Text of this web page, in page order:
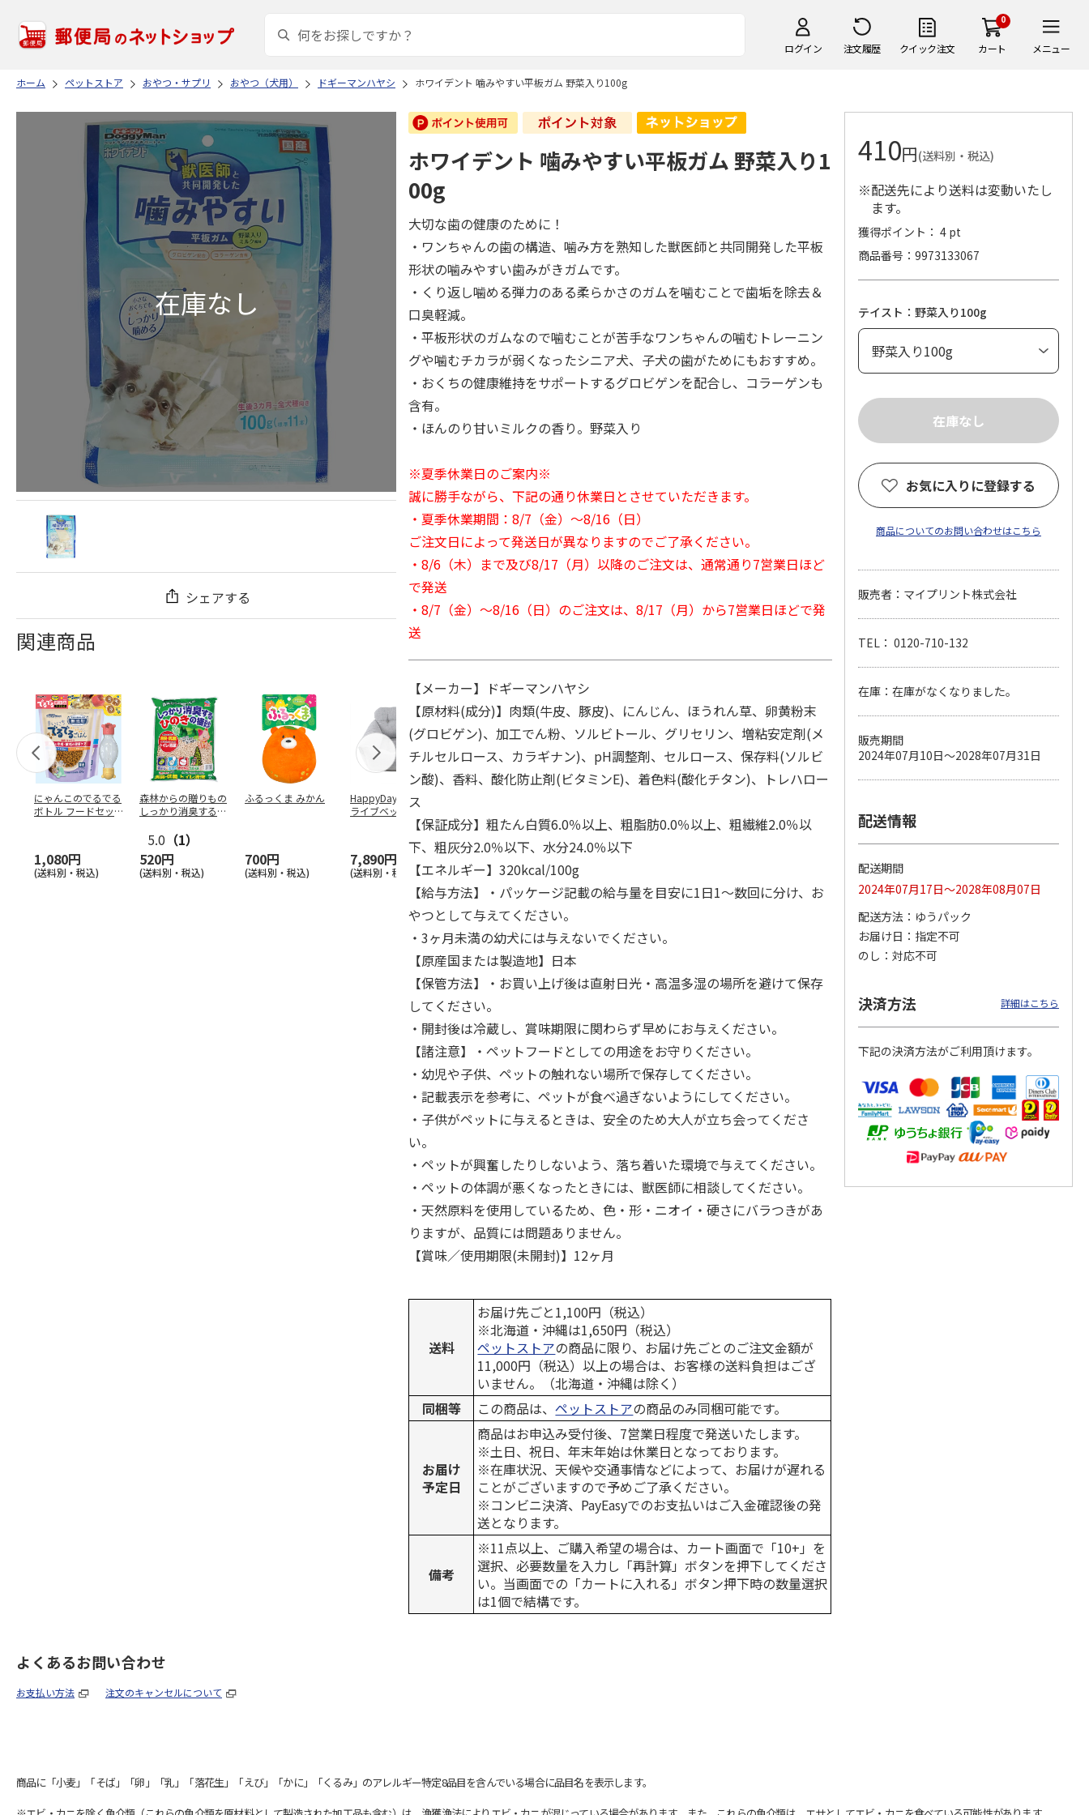
ログイン 注文履歴 クイック注文
0
カート メニュー
ホーム ペットストア おやつ・サプリ おやつ（犬用） ドギーマンハヤシ ホワイデント 噛みやすい平板ガム 野菜入り100g
シェアする
関連商品
にゃんこのでるでる
ボトル フードセッ
1,080円
(送料別・税込)
森林からの贈りもの
しっかり消臭するひ
5.0 （1）
520円
(送料別・税込)
ふるっくま みかん
700円
(送料別・税込)
HappyDays 2wayド
ライブベッド グレ
7,890円
(送料別・税込)
イレ ナチュラルグ
1,550円
(送料別・税込)
ンド 4L
1,320円
(送料別・税込)
ぐるぐるボーン型 S
こ用 まぐろ・かつ
なた フルーティフ
ローラルの香り
590円
(送料別・税込)
ホワイデント 噛みやすい平板ガム 野菜入り1
00g
大切な歯の健康のために！
・ワンちゃんの歯の構造、噛み方を熟知した獣医師と共同開発した平板
形状の噛みやすい歯みがきガムです。
・くり返し噛める弾力のある柔らかさのガムを噛むことで歯垢を除去＆
口臭軽減。
・平板形状のガムなので噛むことが苦手なワンちゃんの噛むトレーニン
グや噛むチカラが弱くなったシニア犬、子犬の歯がためにもおすすめ。
・おくちの健康維持をサポートするグロビゲンを配合し、コラーゲンも
含有。
・ほんのり甘いミルクの香り。野菜入り
※夏季休業日のご案内※
誠に勝手ながら、下記の通り休業日とさせていただきます。
・夏季休業期間：8/7（金）～8/16（日）
ご注文日によって発送日が異なりますのでご了承ください。
・8/6（木）まで及び8/17（月）以降のご注文は、通常通り7営業日ほど
で発送
・8/7（金）～8/16（日）のご注文は、8/17（月）から7営業日ほどで発
送
【メーカー】ドギーマンハヤシ
【原材料(成分)】肉類(牛皮、豚皮)、にんじん、ほうれん草、卵黄粉末
(グロビゲン)、加工でん粉、ソルビトール、グリセリン、増粘安定剤(メ
チルセルロース、カラギナン)、pH調整剤、セルロース、保存料(ソルビ
ン酸)、香料、酸化防止剤(ビタミンE)、着色料(酸化チタン)、トレハロー
ス
【保証成分】粗たん白質6.0％以上、粗脂肪0.0％以上、粗繊維2.0％以
下、粗灰分2.0％以下、水分24.0％以下
【エネルギー】320kcal/100g
【給与方法】・パッケージ記載の給与量を目安に1日1～数回に分け、お
やつとして与えてください。
・3ヶ月未満の幼犬には与えないでください。
【原産国または製造地】日本
【保管方法】・お買い上げ後は直射日光・高温多湿の場所を避けて保存
してください。
・開封後は冷蔵し、賞味期限に関わらず早めにお与えください。
【諸注意】・ペットフードとしての用途をお守りください。
・幼児や子供、ペットの触れない場所で保存してください。
・記載表示を参考に、ペットが食べ過ぎないようにしてください。
・子供がペットに与えるときは、安全のため大人が立ち会ってくださ
い。
・ペットが興奮したりしないよう、落ち着いた環境で与えてください。
・ペットの体調が悪くなったときには、獣医師に相談してください。
・天然原料を使用しているため、色・形・ニオイ・硬さにバラつきがあ
りますが、品質には問題ありません。
【賞味／使用期限(未開封)】12ヶ月
送料
お届け先ごと1,100円（税込）
※北海道・沖縄は1,650円（税込）
ペットストアの商品に限り、お届け先ごとのご注文金額が
11,000円（税込）以上の場合は、お客様の送料負担はござ
いません。（北海道・沖縄は除く）
同梱等
この商品は、ペットストアの商品のみ同梱可能です。
お届け
予定日
商品はお申込み受付後、7営業日程度で発送いたします。
※土日、祝日、年末年始は休業日となっております。
※在庫状況、天候や交通事情などによって、お届けが遅れる
ことがございますので予めご了承ください。
※コンビニ決済、PayEasyでのお支払いはご入金確認後の発
送となります。
備考
※11点以上、ご購入希望の場合は、カート画面で「10+」を
選択、必要数量を入力し「再計算」ボタンを押下してくださ
い。当画面での「カートに入れる」ボタン押下時の数量選択
は1個で結構です。
410円(送料別・税込)
※配送先により送料は変動いたし
ます。
獲得ポイント： 4 pt
商品番号
9973133067
テイスト：野菜入り100g
お気に入りに登録する
商品についてのお問い合わせはこちら
販売者：マイプリント株式会社
TEL： 0120-710-132
在庫：在庫がなくなりました。
販売期間
2024年07月10日～2028年07月31日
配送情報
配送期間
2024年07月17日～2028年08月07日
配送方法
ゆうパック
お届け日
指定不可
のし
対応不可
決済方法 詳細はこちら
下記の決済方法がご利用頂けます。
よくあるお問い合わせ
お支払い方法 注文のキャンセルについて
商品に「小麦」「そば」「卵」「乳」「落花生」「えび」「かに」「くるみ」のアレルギー特定8品目を含んでいる場合に品目名を表示します。